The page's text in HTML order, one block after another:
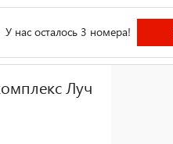
У нас осталось 3 номера!
Луч